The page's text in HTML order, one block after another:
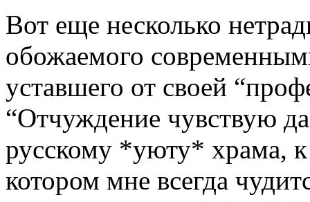
Вот еще несколько
обожаемого
уставшего от своей
“Отчуждение чувствую
русскому *уюту* храма,
котором мне всегда